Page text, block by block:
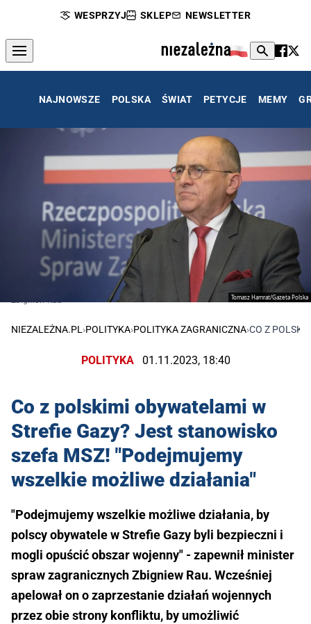
WESPRZYJ SKLEP NEWSLETTER
NAJNOWSZE POLSKA ŚWIAT PETYCJE MEMY
Tomasz Hamrat/Gazeta Polska
Zbigniew Rau
NIEZALEŻNA.PL ›POLITYKA›POLITYKA ZAGRANICZNA›CO Z
POLITYKA 01.11.2023, 18:40
Co z polskimi obywatelami w
Strefie Gazy? Jest stanowisko
szefa MSZ! "Podejmujemy
wszelkie możliwe działania"
"Podejmujemy wszelkie możliwe działania, by
polscy obywatele w Strefie Gazy byli bezpieczni i
mogli opuścić obszar wojenny" - zapewnił minister
spraw zagranicznych Zbigniew Rau. Wcześniej
apelował on o zaprzestanie działań wojennych
przez obie strony konfliktu, by umożliwić